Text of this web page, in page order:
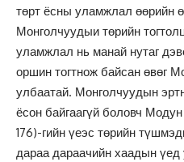
төрт ёсны уламжлал өөрийн
Монголчуудыи төрийн
уламжлал нь манай нутаг
оршин тогтнож байсан өвөг
улбаатай. Монголчуудын
ёсон байгаагүй боловч
176)-гийн үеэс төрийн
дараа дараачийн хаадын